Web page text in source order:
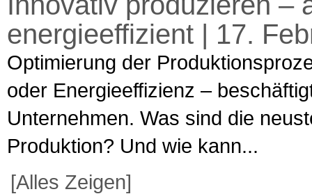
energieeffizient | 17.
Optimierung der
oder Energieeffizienz –
Unternehmen. Was sind die
Produktion? Und wie kann...
[Alles Zeigen]